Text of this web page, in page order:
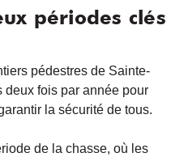
périodes clés
pédestres de Sainte-
deux fois par année pour
la sécurité de tous.
de la chasse, où les